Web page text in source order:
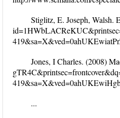
Stiglitz, E. Joseph, Walsh.
Jones, I Charles. (2008)
...